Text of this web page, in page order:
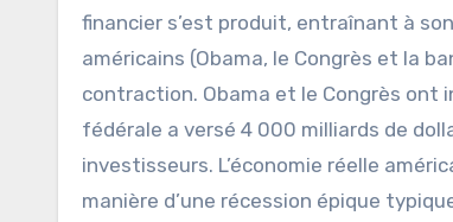
financier s’est produit, entraînant à
américains (Obama, le Congrès et la
contraction. Obama et le Congrès ont
fédérale a versé 4 000 milliards de
investisseurs. L’économie réelle
manière d’une récession épique